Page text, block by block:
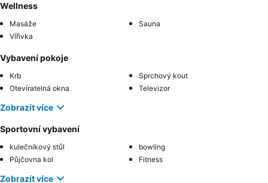
Wellness
Masáže
Sauna
Vířivka
Vybavení pokoje
Krb
Sprchový kout
Otevíratelná okna
Televizor
Zobrazít více
Sportovní vybavení
kulečníkový stůl
bowling
Půjčovna kol
Fitness
Zobrazít více